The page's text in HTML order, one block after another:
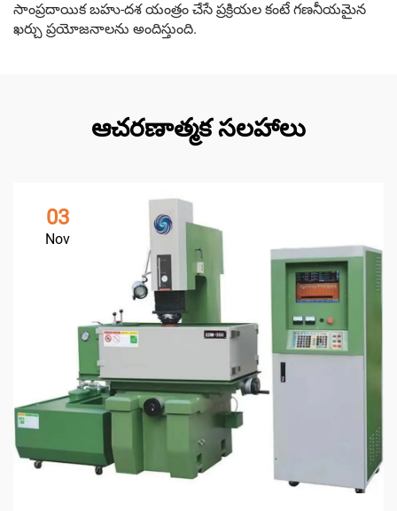
సాంప్రదాయిక బహు-దశ యంత్రం చేసే ప్రక్రియల కంటే గణనీయమైన
ఖర్చు ప్రయోజనాలను అందిస్తుంది.
ఆచరణాత్మక సలహాలు
03
Nov